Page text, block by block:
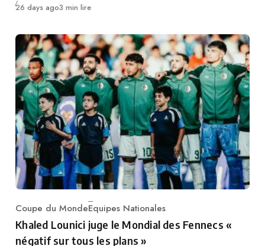
Publié
26 days ago3 min lire
Category
Coupe du MondeEquipes Nationales
Khaled Lounici juge le Mondial des Fennecs «
négatif sur tous les plans »